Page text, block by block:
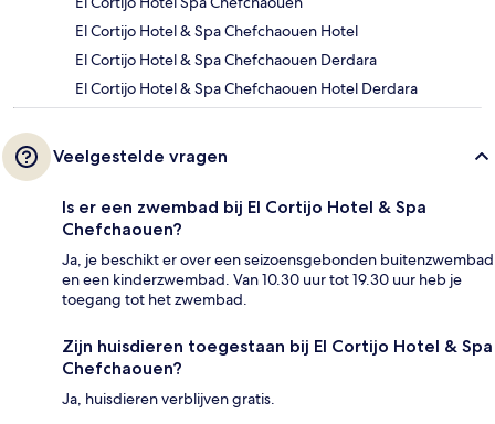
El Cortijo Hotel & Spa Chefchaouen Hotel
El Cortijo Hotel & Spa Chefchaouen Derdara
El Cortijo Hotel & Spa Chefchaouen Hotel Derdara
Veelgestelde vragen
Is er een zwembad bij El Cortijo Hotel & Spa
Chefchaouen?
Ja, je beschikt er over een seizoensgebonden buitenzwembad
en een kinderzwembad. Van 10.30 uur tot 19.30 uur heb je
toegang tot het zwembad.
Zijn huisdieren toegestaan bij El Cortijo Hotel & Spa
Chefchaouen?
Ja, huisdieren verblijven gratis.